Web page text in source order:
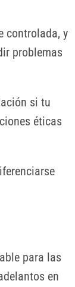
controlada, y
problemas
si tu
éticas
para las
en